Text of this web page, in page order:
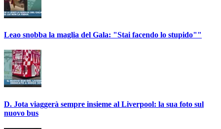
Leao snobba la maglia del Gala: "Stai facendo lo stupido""
D. Jota viaggerà sempre insieme al Liverpool: la sua foto sul
nuovo bus